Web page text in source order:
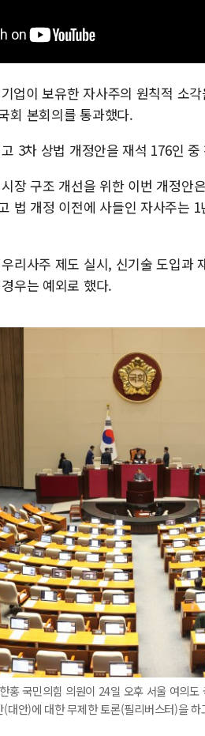
업이 보유한 자사주의 원칙적 소
회 본회의를 통과했다.
3차 상법 개정안을 재석 176인
장 구조 개선을 위한 이번 개정안
법 개정 이전에 사들인 자사주는
리사주 제도 실시, 신기술 도입과
우는 예외로 했다.
홍 국민의힘 의원이 24일 오후 서울 여의
대안)에 대한 무제한 토론(필리버스터)을